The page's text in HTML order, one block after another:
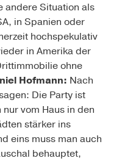
andere Situation als
in Spanien oder
hochspekulativ
in Amerika der
ohne
Hofmann: Nach
Die Party ist
vom Haus in den
stärker ins
eins muss man auch
behauptet,